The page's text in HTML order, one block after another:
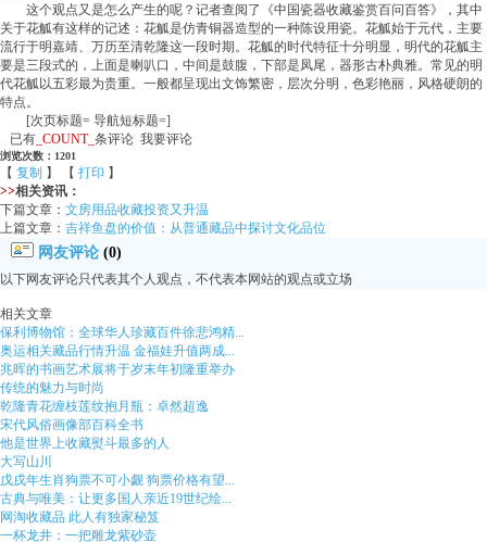
这个观点又是怎么产生的呢？记者查阅了《中国瓷器收藏鉴赏百问百答》，其中
关于花觚有这样的记述：花觚是仿青铜器造型的一种陈设用瓷。花觚始于元代，主要
流行于明嘉靖、万历至清乾隆这一段时期。花觚的时代特征十分明显，明代的花觚主
要是三段式的，上面是喇叭口，中间是鼓腹，下部是凤尾，器形古朴典雅。常见的明
代花觚以五彩最为贵重。一般都呈现出文饰繁密，层次分明，色彩艳丽，风格硬朗的
特点。
[次页标题= 导航短标题=]
已有 _COUNT_ 条评论 我要评论
浏览次数：1201
【 复制 】 【 打印 】
>>相关资讯：
下篇文章： 文房用品收藏投资又升温
上篇文章： 吉祥鱼盘的价值：从普通藏品中探讨文化品位
网友评论 (0)
以下网友评论只代表其个人观点，不代表本网站的观点或立场
相关文章
保利博物馆：全球华人珍藏百件徐悲鸿精...
奥运相关藏品行情升温 金福娃升值两成...
兆晖的书画艺术展将于岁末年初隆重举办
传统的魅力与时尚
乾隆青花缠枝莲纹抱月瓶：卓然超逸
宋代风俗画像部百科全书
他是世界上收藏熨斗最多的人
大写山川
戊戌年生肖狗票不可小觑 狗票价格有望...
古典与唯美：让更多国人亲近19世纪绘...
网淘收藏品 此人有独家秘笈
一杯龙井：一把雕龙紫砂壶